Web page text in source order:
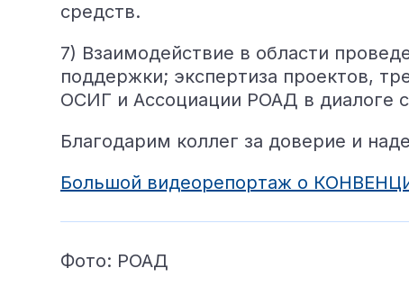
средств.
7) Взаимодействие в области
поддержки; экспертиза проектов,
ОСИГ и Ассоциации РОАД в диалоге
Благодарим коллег за доверие и
Большой видеорепортаж о
Фото: РОАД